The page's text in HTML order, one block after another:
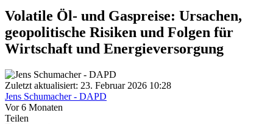
Volatile Öl- und Gaspreise: Ursachen,
geopolitische Risiken und Folgen für
Wirtschaft und Energieversorgung
Zuletzt aktualisiert: 23. Februar 2026 10:28
Jens Schumacher - DAPD
Vor 6 Monaten
Teilen